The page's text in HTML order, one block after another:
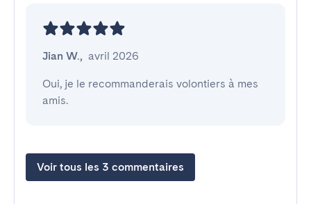
Jian W., avril 2026
Oui, je le recommanderais volontiers à mes
amis.
Voir tous les 3 commentaires